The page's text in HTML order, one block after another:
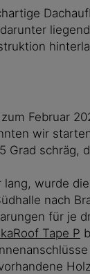
Februar
wir
wurde
nach
für je
Tape P